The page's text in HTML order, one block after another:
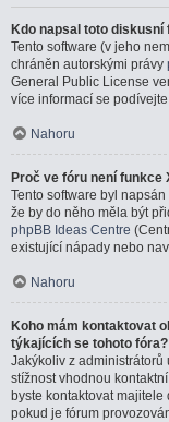
Kdo napsal toto diskusní
Tento software (v jeho
chráněn autorskými právy
General Public License
více informací se
Nahoru
Proč ve fóru není funkce
Tento software byl
že by do něho měla být
phpBB Ideas Centre
existující nápady nebo
Nahoru
Koho mám kontaktovat
týkajících se tohoto fóra?
Jakýkoliv z administrátorů
stížnost vhodnou
byste kontaktovat majitele
pokud je fórum